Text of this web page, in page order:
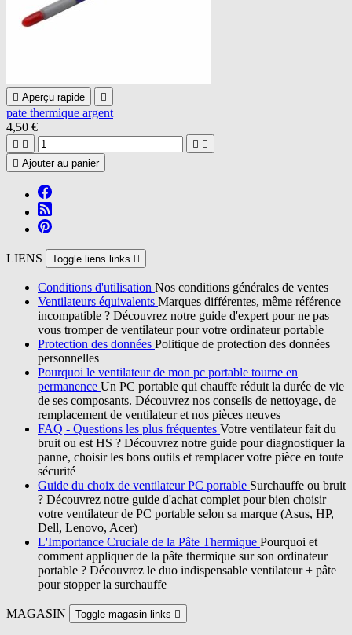
 Aperçu rapide 
pate thermique argent
4,50 €
   
 Ajouter au panier
LIENS Toggle liens links 
Conditions d'utilisation Nos conditions générales de ventes
Ventilateurs équivalents Marques différentes, même référence
incompatible ? Découvrez notre guide d'expert pour ne pas
vous tromper de ventilateur pour votre ordinateur portable
Protection des données Politique de protection des données
personnelles
Pourquoi le ventilateur de mon pc portable tourne en
permanence Un PC portable qui chauffe réduit la durée de vie
de ses composants. Découvrez nos conseils de nettoyage, de
remplacement de ventilateur et nos pièces neuves
FAQ - Questions les plus fréquentes Votre ventilateur fait du
bruit ou est HS ? Découvrez notre guide pour diagnostiquer la
panne, choisir les bons outils et remplacer votre pièce en toute
sécurité
Guide du choix de ventilateur PC portable Surchauffe ou bruit
? Découvrez notre guide d'achat complet pour bien choisir
votre ventilateur de PC portable selon sa marque (Asus, HP,
Dell, Lenovo, Acer)
L'Importance Cruciale de la Pâte Thermique Pourquoi et
comment appliquer de la pâte thermique sur son ordinateur
portable ? Découvrez le duo indispensable ventilateur + pâte
pour stopper la surchauffe
MAGASIN Toggle magasin links 